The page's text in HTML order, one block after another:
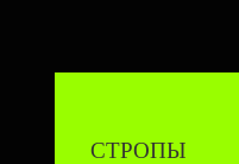
СТРОПЫ